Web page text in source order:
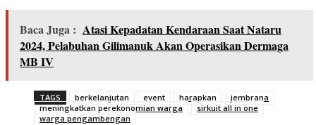
Baca Juga : Atasi Kepadatan Kendaraan Saat Nataru
2024, Pelabuhan Gilimanuk Akan Operasikan Dermaga
MB IV
TAGS berkelanjutan event harapkan
jembrana
meningkatkan perekonomian warga
sirkuit all in one
warga pengambengan